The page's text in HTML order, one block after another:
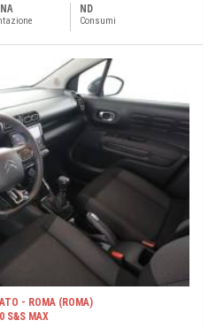
ND
Consumi
- ROMA (ROMA)
S&S MAX